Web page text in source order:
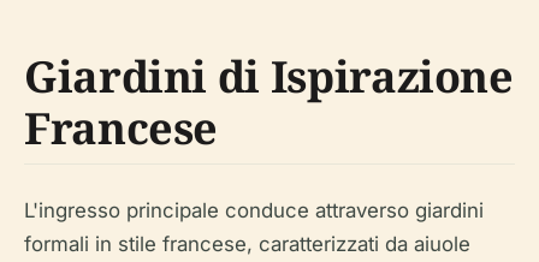
Giardini di Ispirazione
Francese
L'ingresso principale conduce attraverso giardini
formali in stile francese, caratterizzati da aiuole